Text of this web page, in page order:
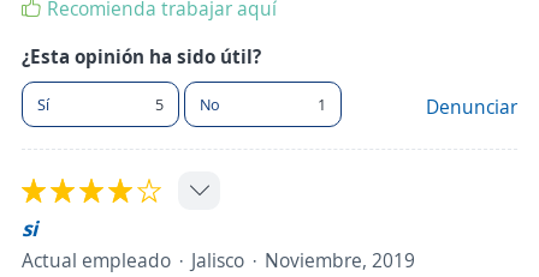
Recomienda trabajar aquí
¿Esta opinión ha sido útil?
Sí 5 No 1 Denunciar
si
Actual empleado Jalisco
Noviembre, 2019